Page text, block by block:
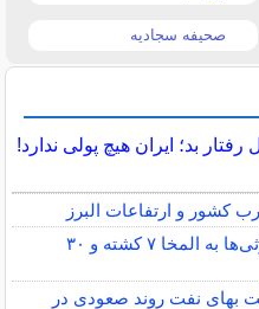
صحیفه سجادیه
کشور و ارتفاعات البرز
ارتش دولت مستعفی یمن: حمله حوثی‌ها به المخا ۷ کشته و ۳۰
بهای نفت روند صعودی در